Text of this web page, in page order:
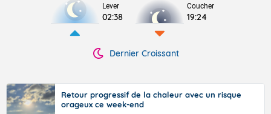
Lever
02:38
Coucher
19:24
Dernier Croissant
Retour progressif de la chaleur avec un risque
orageux ce week-end